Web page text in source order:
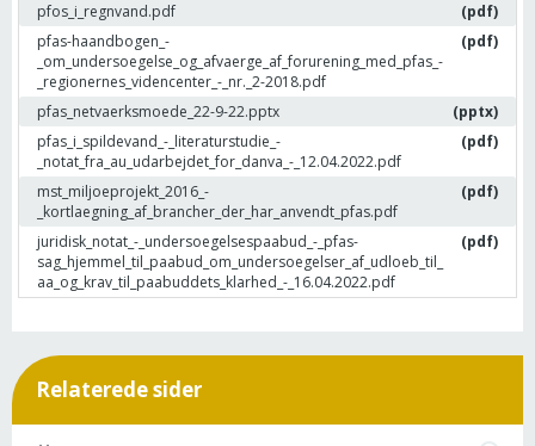
pfos_i_regnvand.pdf
(pdf)
pfas-haandbogen_-
_om_undersoegelse_og_afvaerge_af_forurening_med_pfas_-
_regionernes_videncenter_-_nr._2-2018.pdf
(pdf)
pfas_netvaerksmoede_22-9-22.pptx
(pptx)
pfas_i_spildevand_-_literaturstudie_-
_notat_fra_au_udarbejdet_for_danva_-_12.04.2022.pdf
(pdf)
mst_miljoeprojekt_2016_-
_kortlaegning_af_brancher_der_har_anvendt_pfas.pdf
(pdf)
juridisk_notat_-_undersoegelsespaabud_-_pfas-
sag_hjemmel_til_paabud_om_undersoegelser_af_udloeb_til_
aa_og_krav_til_paabuddets_klarhed_-_16.04.2022.pdf
(pdf)
Relaterede sider